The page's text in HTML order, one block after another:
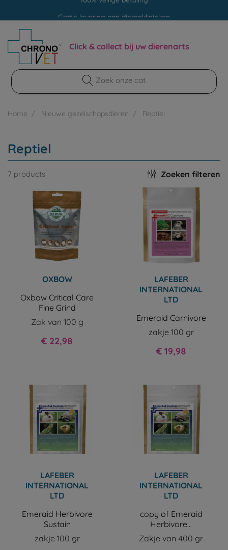
Click & collect bij uw dierenarts
Home Nieuwe gezelschapsdieren Reptiel
Reptiel
7 products Zoeken filteren
OXBOW
Oxbow Critical Care
Fine Grind
Zak van 100 g
Prijs
€ 22,98
LAFEBER
INTERNATIONAL
LTD
Emeraid Carnivore
zakje 100 gr
Prijs
€ 19,98
LAFEBER
INTERNATIONAL
LTD
Emeraid Herbivore
Sustain
zakje 100 gr
LAFEBER
INTERNATIONAL
LTD
copy of Emeraid
Herbivore...
Zakje van 400 gr